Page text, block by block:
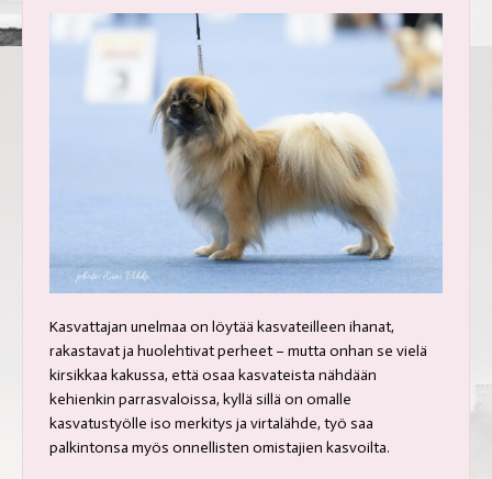
Kasvattajan unelmaa on löytää kasvateilleen ihanat,
rakastavat ja huolehtivat perheet – mutta onhan se vielä
kirsikkaa kakussa, että osaa kasvateista nähdään
kehienkin parrasvaloissa, kyllä sillä on omalle
kasvatustyölle iso merkitys ja virtalähde, työ saa
palkintonsa myös onnellisten omistajien kasvoilta.